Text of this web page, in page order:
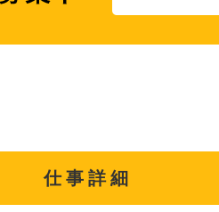
仕事詳細